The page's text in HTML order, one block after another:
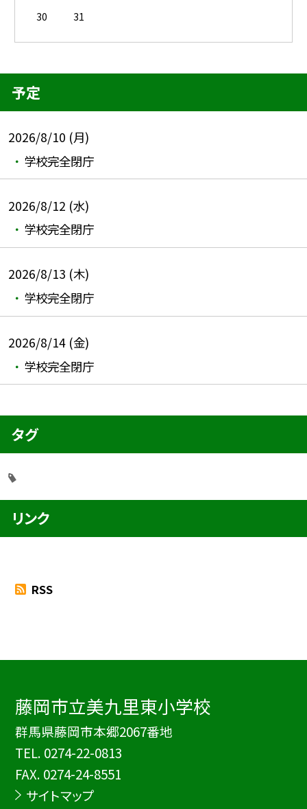
30
31
予定
2026/8/10 (月)
学校完全閉庁
2026/8/12 (水)
学校完全閉庁
2026/8/13 (木)
学校完全閉庁
2026/8/14 (金)
学校完全閉庁
タグ
リンク
RSS
藤岡市立美九里東小学校
群馬県藤岡市本郷2067番地
TEL. 0274-22-0813
FAX. 0274-24-8551
サイトマップ